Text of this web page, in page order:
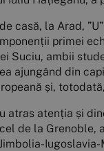
casă, la Arad,
primei
Suciu, ambii
ajungând din
și,
atenția și
de la